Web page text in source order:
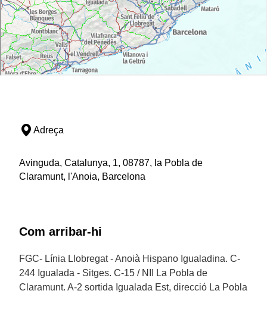
Adreça
Avinguda, Catalunya, 1, 08787, la Pobla de
Claramunt, l'Anoia, Barcelona
Com arribar-hi
FGC- Línia Llobregat - Anoià Hispano Igualadina. C-
244 Igualada - Sitges. C-15 / NII La Pobla de
Claramunt. A-2 sortida Igualada Est, direcció La Pobla